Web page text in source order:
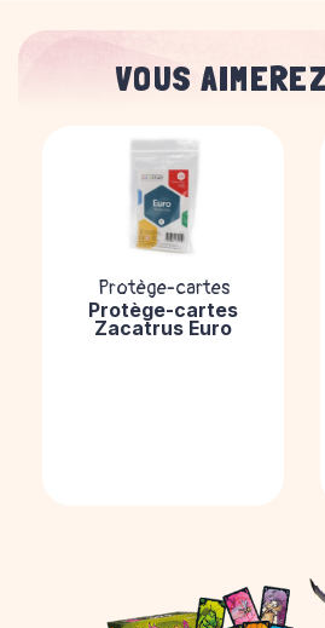
VOUS
Protège-cartes
Protège-cartes
Zacatrus Euro